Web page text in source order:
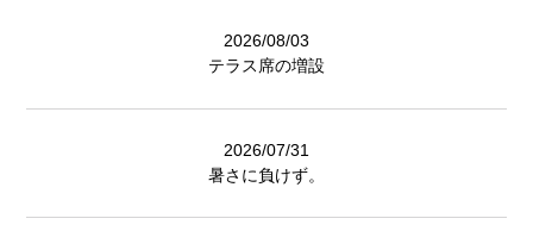
2026/08/03
テラス席の増設
2026/07/31
暑さに負けず。